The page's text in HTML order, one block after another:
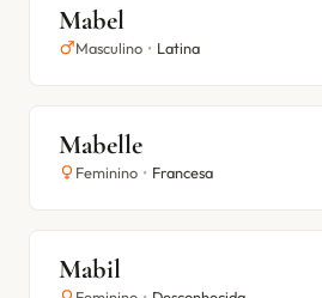
Mabel
Masculino • Latina
Mabelle
Feminino • Francesa
Mabil